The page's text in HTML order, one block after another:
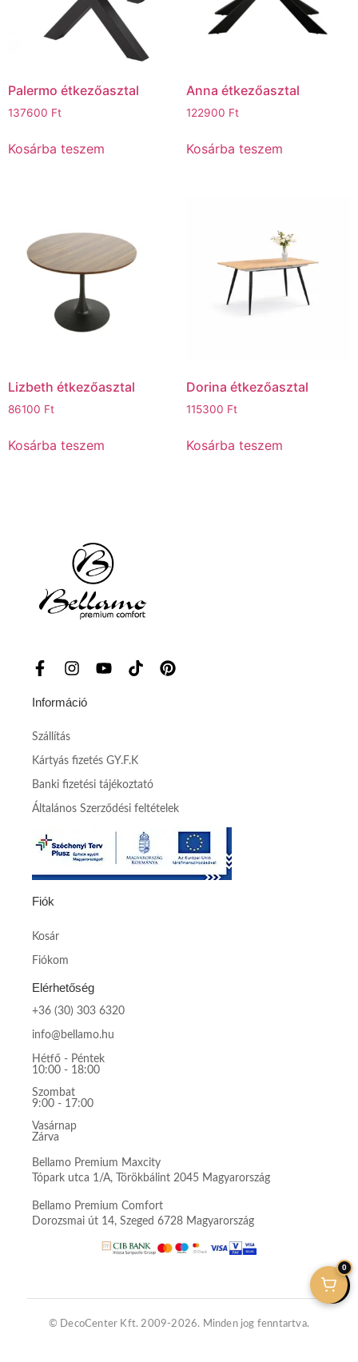
Palermo étkezőasztal
137600 Ft
Kosárba teszem
Anna étkezőasztal
122900 Ft
Kosárba teszem
Lizbeth étkezőasztal
86100 Ft
Kosárba teszem
Dorina étkezőasztal
115300 Ft
Kosárba teszem
Információ
Szállítás
Kártyás fizetés GY.F.K
Banki fizetési tájékoztató
Általános Szerződési feltételek
Fiók
Kosár
Fiókom
Elérhetőség
+36 (30) 303 6320
info@bellamo.hu
Hétfő - Péntek
10:00 - 18:00
Szombat
9:00 - 17:00
Vasárnap
Zárva
Bellamo Premium Maxcity
Tópark utca 1/A, Törökbálint 2045 Magyarország
Bellamo Premium Comfort
Dorozsmai út 14, Szeged 6728 Magyarország
© DecoCenter Kft. 2009-2026. Minden jog fenntartva.
0